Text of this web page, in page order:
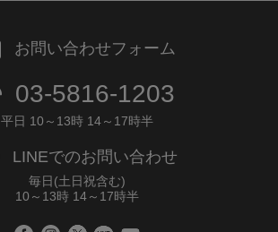
お問い合わせフォーム
03-5816-1203
平日 10～13時 14～17時半
LINEでのお問い合わせ
毎日(土日祝含む)
10～13時 14～17時半